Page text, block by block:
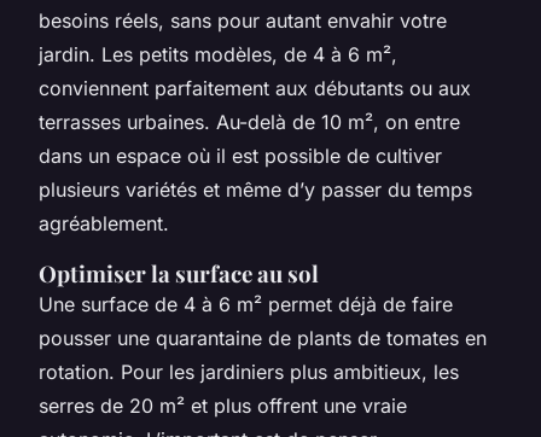
besoins réels, sans pour autant envahir votre
jardin. Les petits modèles, de 4 à 6 m²,
conviennent parfaitement aux débutants ou aux
terrasses urbaines. Au-delà de 10 m², on entre
dans un espace où il est possible de cultiver
plusieurs variétés et même d’y passer du temps
agréablement.
Optimiser la surface au sol
Une surface de 4 à 6 m² permet déjà de faire
pousser une quarantaine de plants de tomates en
rotation. Pour les jardiniers plus ambitieux, les
serres de 20 m² et plus offrent une vraie